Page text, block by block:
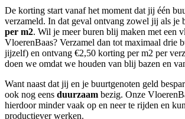
De korting start vanaf het moment dat jij één
verzameld. In dat geval ontvang zowel jij als je
per m2. Wil je meer buren blij maken met een
VloerenBaas? Verzamel dan tot maximaal drie
jijzelf) en ontvang €2,50 korting per m2 per
doen we omdat we houden van blij bazen en
Want naast dat jij en je buurtgenoten geld
ook nog eens duurzaam bezig. Onze
hierdoor minder vaak op en neer te rijden en
productiever werken.